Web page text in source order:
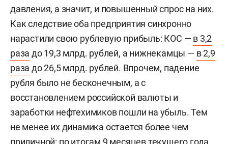
давления, а значит, и повышенный спрос на них.
Как следствие оба предприятия синхронно
нарастили свою рублевую прибыль: КОС — в 3,2
раза до 19,3 млрд. рублей, а нижнекамцы — в 2,9
раза до 26,5 млрд. рублей. Впрочем, падение
рубля было не бесконечным, а с
восстановлением российской валюты и
заработки нефтехимиков пошли на убыль. Тем
не менее их динамика остается более чем
приличной: по итогам 9 месяцев текущего года